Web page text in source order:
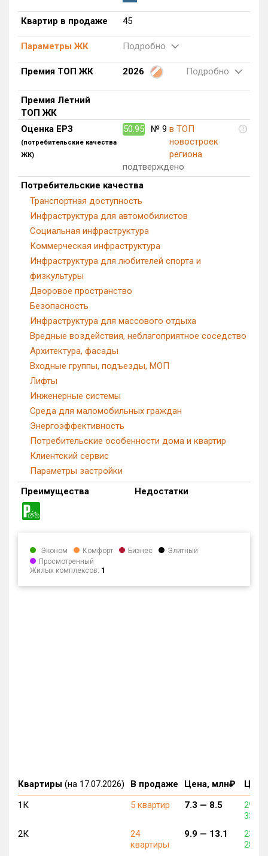
Домов с апартаментами
0 из 34
Поселков таунхаусов
Многоквартирных домов
Блокированных домов
0 из 559
Квартир, апартаментов,
блоков в БД
45 из 23 072
Квартир в продаже 45
Параметры ЖК Подробно
Премия ТОП ЖК 2026 Подробно
Премия Летний
ТОП ЖК
Оценка ЕРЗ
(потребительские качества
ЖК)
50.95 № 9 в ТОП
новостроек
региона
?
подтверждено
Потребительские качества
Транспортная доступность
Инфраструктура для автомобилистов
Социальная инфраструктура
Коммерческая инфраструктура
Инфраструктура для любителей спорта и
физкультуры
Дворовое пространство
Безопасность
Инфраструктура для массового отдыха
Вредные воздействия, неблагоприятное соседство
Архитектура, фасады
Входные группы, подъезды, МОП
Лифты
Инженерные системы
Среда для маломобильных граждан
Энергоэффективность
Потребительские особенности дома и квартир
Клиентский сервис
Параметры застройки
Преимущества
Недостатки
Эконом Комфорт Бизнес
Элитный
Просмотренный
Жилых комплексов: 1
Квартиры (на 17.07.2026) В продаже Цена, млн₽
1К
5 квартир 7.3 — 8.5
290
336
2К
24
квартиры
9.9 — 13.1
230
286